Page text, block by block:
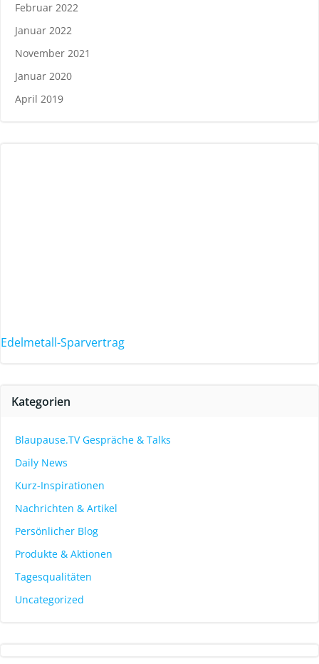
Februar 2022
Januar 2022
November 2021
Januar 2020
April 2019
Edelmetall-Sparvertrag
Kategorien
Blaupause.TV Gespräche & Talks
Daily News
Kurz-Inspirationen
Nachrichten & Artikel
Persönlicher Blog
Produkte & Aktionen
Tagesqualitäten
Uncategorized